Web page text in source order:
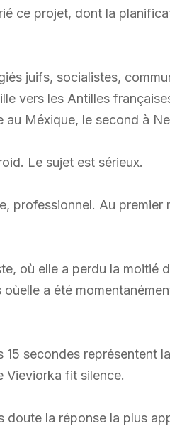
ce projet, dont la
juifs, socialistes,
vers les Antilles
Méxique, le second à
Le sujet est sérieux.
professionnel. Au premier
où elle a perdu la moitié
a été
secondes représentent
Vieviorka fit silence.
doute la réponse la plus